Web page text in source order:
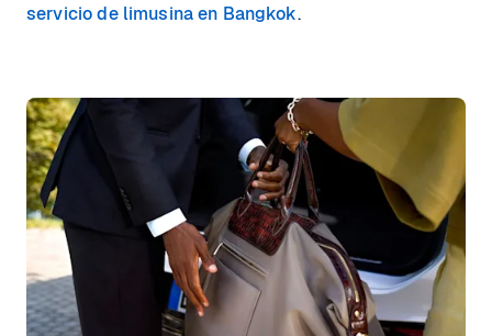
servicio de limusina en Bangkok.